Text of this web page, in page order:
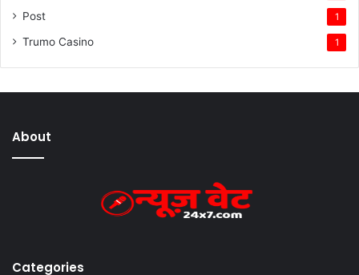
Post 1
Trumo Casino 1
About
Categories